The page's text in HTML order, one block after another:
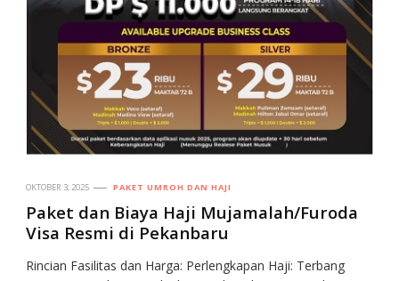
OKTOBER 3, 2025 PAKET UMROH DAN HAJI
Paket dan Biaya Haji Mujamalah/Furoda
Visa Resmi di Pekanbaru
Rincian Fasilitas dan Harga: Perlengkapan Haji: Terbang